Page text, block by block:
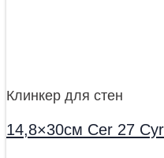
Клинкер для стен
14,8×30см Cer 27